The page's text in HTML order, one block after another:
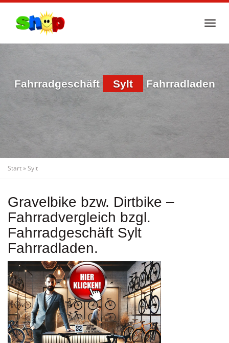
Fahrradgeschäft Sylt Fahrradladen
Start»Sylt
Gravelbike bzw. Dirtbike –
Fahrradvergleich bzgl.
Fahrradgeschäft Sylt
Fahrradladen.